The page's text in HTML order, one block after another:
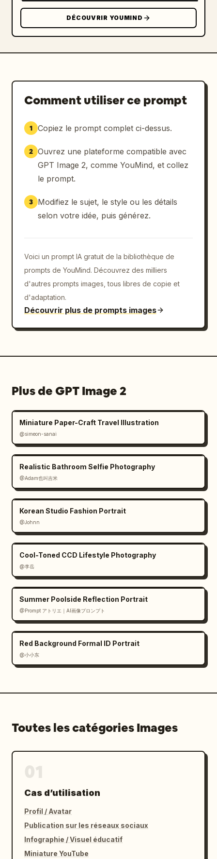
DÉCOUVRIR YOUMIND
Comment utiliser ce prompt
1 Copiez le prompt complet ci-dessus.
2 Ouvrez une plateforme compatible avec
GPT Image 2, comme YouMind, et collez
le prompt.
3
Modifiez le sujet, le style ou les détails
selon votre idée, puis générez.
Voici un prompt IA gratuit de la bibliothèque de
prompts de YouMind. Découvrez des milliers
d'autres prompts images, tous libres de copie et
d'adaptation.
Découvrir plus de prompts images
Plus de GPT Image 2
Miniature Paper-Craft Travel Illustration
@simeon-sanai
Realistic Bathroom Selfie Photography
@Adam也叫吉米
Korean Studio Fashion Portrait
@Johnn
Cool-Toned CCD Lifestyle Photography
@李岳
Summer Poolside Reflection Portrait
@Prompt アトリエ｜AI画像プロンプト
Red Background Formal ID Portrait
@小小东
Toutes les catégories Images
Cas d’utilisation
Profil / Avatar
Publication sur les réseaux sociaux
Infographie / Visuel éducatif
Miniature YouTube